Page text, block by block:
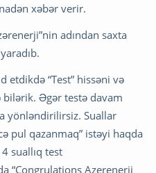
xəbər verir.
adından saxta
etdikdə “Test” hissəni və
bilərik. Əgər testə davam
yönləndirilirsiz. Suallar
pul qazanmaq” istəyi haqda
suallıq test
“Congrulations Azerenerji